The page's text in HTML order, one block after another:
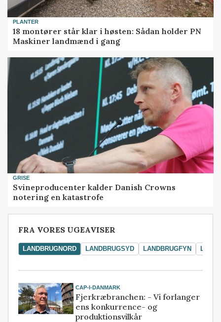
PLANTER
18 montører står klar i høsten: Sådan holder PN
Maskiner landmænd i gang
GRISE
Svineproducenter kalder Danish Crowns
notering en katastrofe
FRA VORES UGEAVISER
LANDBRUGNORD LANDBRUGSYD LANDBRUGFYN
CAP-I-DANMARK
Fjerkræbranchen: - Vi forlanger
ens konkurrence- og
produktionsvilkår